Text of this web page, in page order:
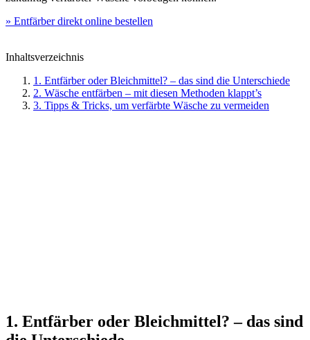
» Entfärber direkt online bestellen
Inhaltsverzeichnis
1. Entfärber oder Bleichmittel? – das sind die Unterschiede
2. Wäsche entfärben – mit diesen Methoden klappt’s
3. Tipps & Tricks, um verfärbte Wäsche zu vermeiden
1. Entfärber oder Bleichmittel? – das sind